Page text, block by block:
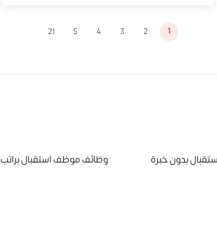
1
2
3
4
5
21
بدون خبرة وظائف موظف استقبال براتب 5,000 ريال